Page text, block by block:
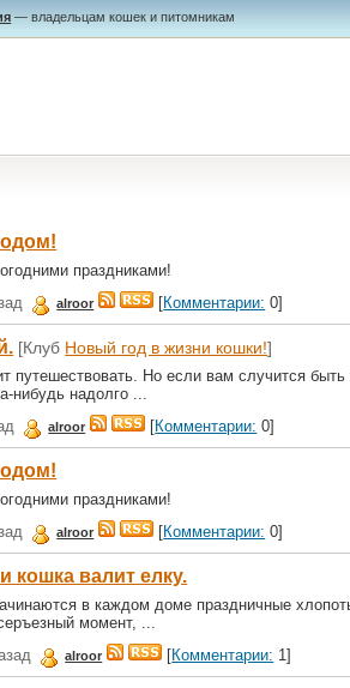
— владельцам кошек и питомникам
праздниками!
alroor [Комментарии: 0]
[Клуб Новый год в жизни кошки!]
путешествовать. Но если вам случится
нибудь надолго ...
alroor [Комментарии: 0]
праздниками!
alroor [Комментарии: 0]
кошка валит елку.
в каждом доме праздничные
момент, ...
alroor [Комментарии: 1]